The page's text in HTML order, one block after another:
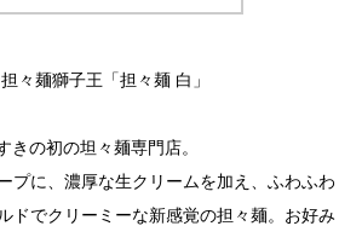
々麺獅子王「担々麺 白」
きの初の坦々麺専門店。
プに、濃厚な生クリームを加え、ふわふわ
ドでクリーミーな新感覚の担々麺。お好み